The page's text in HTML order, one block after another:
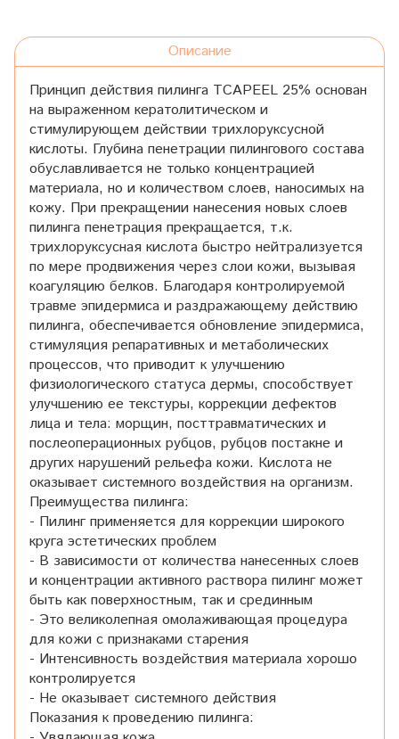
Описание
Принцип действия пилинга TCAPEEL 25% основан
на выраженном кератолитическом и
стимулирующем действии трихлоруксусной
кислоты. Глубина пенетрации пилингового состава
обуславливается не только концентрацией
материала, но и количеством слоев, наносимых на
кожу. При прекращении нанесения новых слоев
пилинга пенетрация прекращается, т.к.
трихлоруксусная кислота быстро нейтрализуется
по мере продвижения через слои кожи, вызывая
коагуляцию белков. Благодаря контролируемой
травме эпидермиса и раздражающему действию
пилинга, обеспечивается обновление эпидермиса,
стимуляция репаративных и метаболических
процессов, что приводит к улучшению
физиологического статуса дермы, способствует
улучшению ее текстуры, коррекции дефектов
лица и тела: морщин, посттравматических и
послеоперационных рубцов, рубцов постакне и
других нарушений рельефа кожи. Кислота не
оказывает системного воздействия на организм.
Преимущества пилинга:
- Пилинг применяется для коррекции широкого
круга эстетических проблем
- В зависимости от количества нанесенных слоев
и концентрации активного раствора пилинг может
быть как поверхностным, так и срединным
- Это великолепная омолаживающая процедура
для кожи с признаками старения
- Интенсивность воздействия материала хорошо
контролируется
- Не оказывает системного действия
Показания к проведению пилинга: